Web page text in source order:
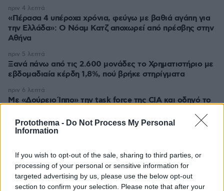
Protothema - Do Not Process My Personal
Information
If you wish to opt-out of the sale, sharing to third parties, or
processing of your personal or sensitive information for
targeted advertising by us, please use the below opt-out
section to confirm your selection. Please note that after your
«Πέρασα 4 υπέροχα χρόνια, φεύγω με βαθιά αγάπη για
την Ελλάδα»: Ο Νόαμ Κατζ αποχωρεί από πρέσβης στην
Αθήνα
πριν 4 λεπτά
Ξανά πάνω από τις 2.600 μονάδες το Χρηματιστήριο με
εβδομαδιαία κέρδη 1,8%, πού βρήκε στηρίγματα
πριν 5 λεπτά
Με «Δούρειο Ίππο» την task force της CIA και οδηγό το
πάρουν τον έλεγχο στην Κούβα
πριν 6 λεπτά
παράξενες στον μέσο άνθρωπο
«Έχουμε και Λέμε»: Τα μεγάλα μπερδέματα του έρωτα
πριν 10 λεπτά